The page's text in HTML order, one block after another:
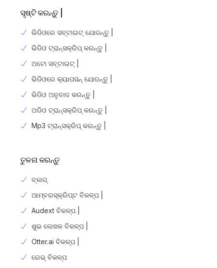
ସୃଷ୍ଟି କରନ୍ତୁ |
ଭିଡିଓରେ ସବ୍ଟାଇଟ୍ ଯୋଡନ୍ତୁ |
ଭିଡିଓ ଟ୍ରାନ୍ସକ୍ରିପ୍ କରନ୍ତୁ |
ଅଟୋ ସବ୍ଟାଇଟ୍ |
ଭିଡିଓରେ କ୍ୟାପସନ୍ ଯୋଡନ୍ତୁ |
ଭିଡିଓ ଅନୁବାଦ କରନ୍ତୁ |
ଅଡିଓ ଟ୍ରାନ୍ସକ୍ରିପ୍ କରନ୍ତୁ |
Mp3 ଟ୍ରାନ୍ସକ୍ରିପ୍ କରନ୍ତୁ |
ତୁଳନା କରନ୍ତୁ
ବ୍ଲଗ୍
ଆମ୍ବରସ୍କ୍ରିପ୍ଟ ବିକଳ୍ପ |
Audext ବିକଳ୍ପ |
ଶୁଭ ଲେଖକ ବିକଳ୍ପ |
Otter.ai ବିକଳ୍ପ |
ରେଭ୍ ବିକଳ୍ପ